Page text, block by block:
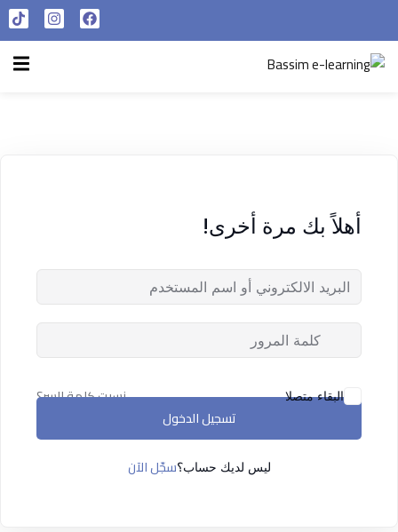
من نحن
أهلاً بك مرة أخرى!
البقاء متصلا
نسيت كلمة السر؟
تسجيل الدخول
ليس لديك حساب؟سجّل الآن
تسجيل الدخول التسجيل الآن
تذكر لي فقدت كلمة المرور الخاصة بك ؟
التسجيل الآن
ليس لديك حساب ؟تسجيل الدخول